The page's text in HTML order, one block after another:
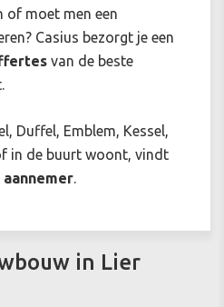
of moet men een
Casius bezorgt je een
van de beste
Duffel, Emblem, Kessel,
in de buurt woont, vindt
.
in Lier